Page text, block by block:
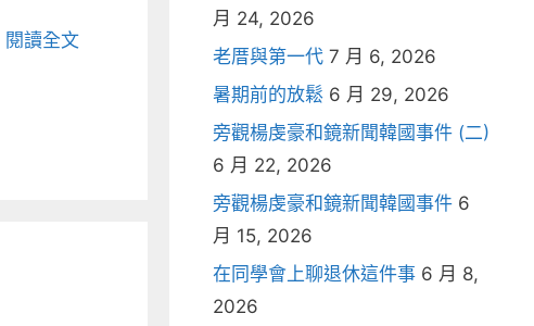
閱讀全文
月 24, 2026
老厝與第一代 7 月 6, 2026
暑期前的放鬆 6 月 29, 2026
旁觀楊虔豪和鏡新聞韓國事件 (二)
6 月 22, 2026
旁觀楊虔豪和鏡新聞韓國事件 6
月 15, 2026
在同學會上聊退休這件事 6 月 8,
2026